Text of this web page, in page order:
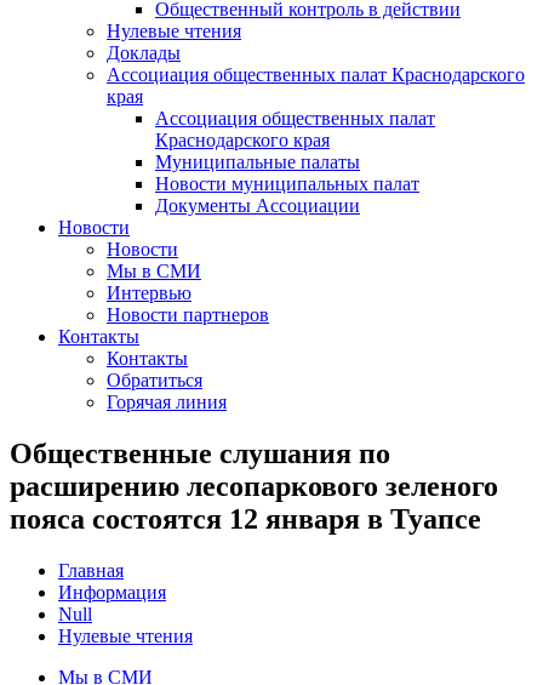
Общественный контроль в действии
Нулевые чтения
Доклады
Ассоциация общественных палат Краснодарского
края
Ассоциация общественных палат
Краснодарского края
Муниципальные палаты
Новости муниципальных палат
Документы Ассоциации
Новости
Новости
Мы в СМИ
Интервью
Новости партнеров
Контакты
Контакты
Обратиться
Горячая линия
Общественные слушания по
расширению лесопаркового зеленого
пояса состоятся 12 января в Туапсе
Главная
Информация
Null
Нулевые чтения
Мы в СМИ